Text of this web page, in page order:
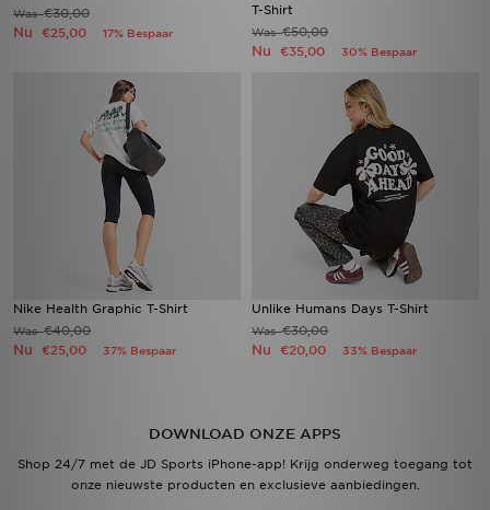
Was€30,00
Nu €25,00 17% Bespaar
T-Shirt
Was€50,00
Nu €35,00 30% Bespaar
Nike Health Graphic T-Shirt
Was€40,00
Nu €25,00 37% Bespaar
Unlike Humans Days T-Shirt
Was€30,00
Nu €20,00 33% Bespaar
DOWNLOAD ONZE APPS
Shop 24/7 met de JD Sports iPhone-app! Krijg onderweg toegang tot
onze nieuwste producten en exclusieve aanbiedingen.